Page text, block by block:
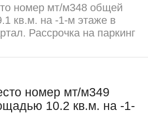
номер мт/м348 общей
кв.м. на -1-м этаже в
Рассрочка на паркинг
номер мт/м349
10.2 кв.м. на -1-